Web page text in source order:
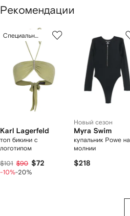
Рекомендации
из
Специальное предложение
Karl Lagerfeld
топ бикини с
логотипом
$101 $90 $72
-10%-20%
Новый сезон
Myra Swim
купальник Powe на
молнии
$218